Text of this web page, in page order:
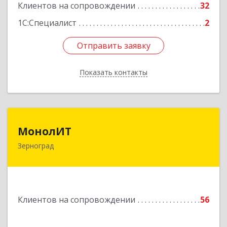
Клиентов на сопровождении
32
1С:Специалист
2
Отправить заявку
Показать контакты
Отправить заявку
Назад
МонолИТ
Зерноград
Клиентов на сопровождении 56
347740, Ростовская обл, Зерноградский р-н,